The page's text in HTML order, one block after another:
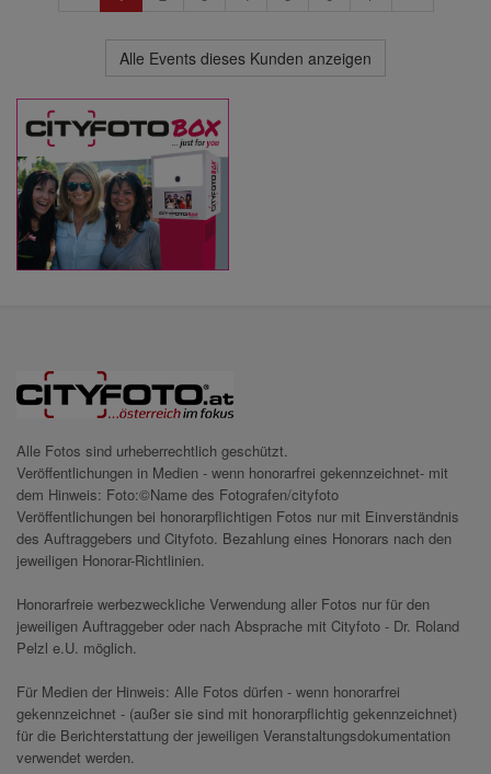
Alle Events dieses Kunden anzeigen
Alle Fotos sind urheberrechtlich geschützt.
Veröffentlichungen in Medien - wenn honorarfrei gekennzeichnet- mit
dem Hinweis: Foto:©Name des Fotografen/cityfoto
Veröffentlichungen bei honorarpflichtigen Fotos nur mit Einverständnis
des Auftraggebers und Cityfoto. Bezahlung eines Honorars nach den
jeweiligen Honorar-Richtlinien.
Honorarfreie werbezweckliche Verwendung aller Fotos nur für den
jeweiligen Auftraggeber oder nach Absprache mit Cityfoto - Dr. Roland
Pelzl e.U. möglich.
Für Medien der Hinweis: Alle Fotos dürfen - wenn honorarfrei
gekennzeichnet - (außer sie sind mit honorarpflichtig gekennzeichnet)
für die Berichterstattung der jeweiligen Veranstaltungsdokumentation
verwendet werden.